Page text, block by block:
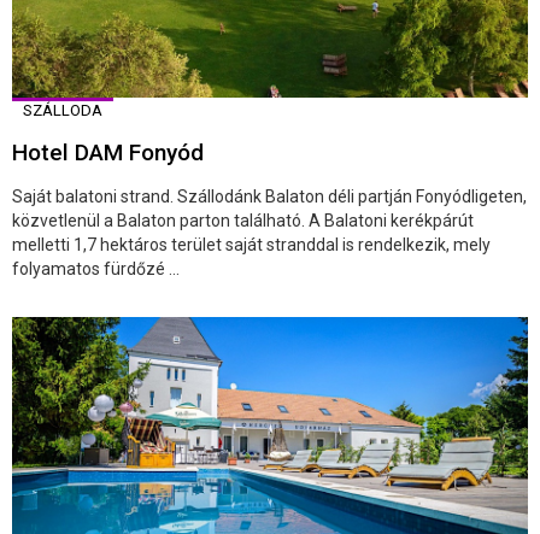
SZÁLLODA
Hotel DAM Fonyód
Saját balatoni strand. Szállodánk Balaton déli partján Fonyódligeten,
közvetlenül a Balaton parton található. A Balatoni kerékpárút
melletti 1,7 hektáros terület saját stranddal is rendelkezik, mely
folyamatos fürdőzé ...